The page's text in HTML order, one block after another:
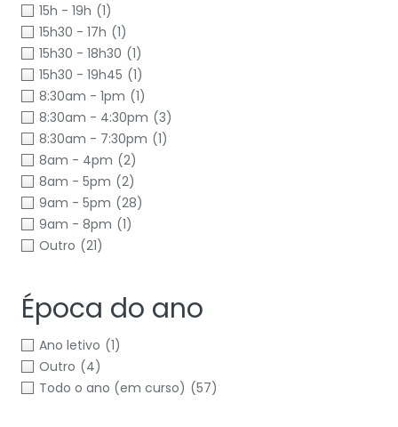
15h - 19h (1)
15h30 - 17h (1)
15h30 - 18h30 (1)
15h30 - 19h45 (1)
8:30am - 1pm (1)
8:30am - 4:30pm (3)
8:30am - 7:30pm (1)
8am - 4pm (2)
8am - 5pm (2)
9am - 5pm (28)
9am - 8pm (1)
Outro (21)
Época do ano
Ano letivo (1)
Outro (4)
Todo o ano (em curso) (57)